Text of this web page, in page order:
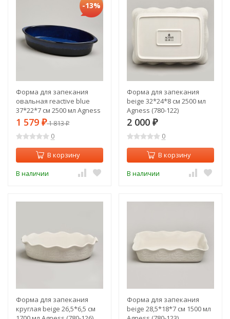
-13%
Форма для запекания
овальная reactive blue
37*22*7 см 2500 мл Agness
(780-129)
1 579 ₽1 813₽
0
В корзину
В наличии
Форма для запекания
beige 32*24*8 см 2500 мл
Agness (780-122)
2 000 ₽
0
В корзину
В наличии
Форма для запекания
круглая beige 26,5*6,5 см
Форма для запекания
beige 28,5*18*7 см 1500 мл